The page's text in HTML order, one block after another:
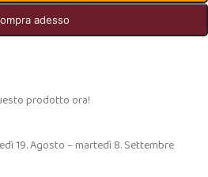
adesso
prodotto ora!
19. Agosto – martedì 8. Settembre